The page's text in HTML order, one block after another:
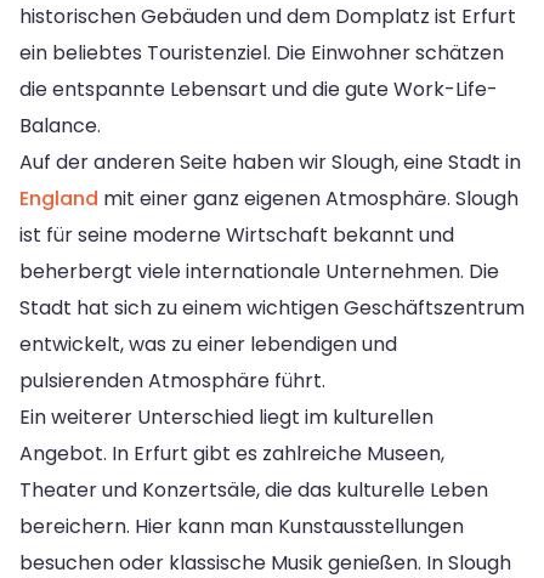
historischen Gebäuden und dem Domplatz ist Erfurt
ein beliebtes Touristenziel. Die Einwohner schätzen
die entspannte Lebensart und die gute Work-Life-
Balance.
Auf der anderen Seite haben wir Slough, eine Stadt in
England mit einer ganz eigenen Atmosphäre. Slough
ist für seine moderne Wirtschaft bekannt und
beherbergt viele internationale Unternehmen. Die
Stadt hat sich zu einem wichtigen Geschäftszentrum
entwickelt, was zu einer lebendigen und
pulsierenden Atmosphäre führt.
Ein weiterer Unterschied liegt im kulturellen
Angebot. In Erfurt gibt es zahlreiche Museen,
Theater und Konzertsäle, die das kulturelle Leben
bereichern. Hier kann man Kunstausstellungen
besuchen oder klassische Musik genießen. In Slough